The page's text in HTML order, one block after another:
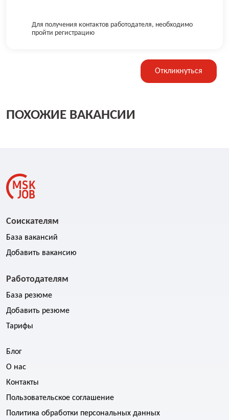
Для получения контактов работодателя, необходимо
пройти регистрацию
Откликнуться
ПОХОЖИЕ ВАКАНСИИ
Соискателям
База вакансий
Добавить вакансию
Работодателям
База резюме
Добавить резюме
Тарифы
Блог
О нас
Контакты
Пользовательское соглашение
Политика обработки персональных данных